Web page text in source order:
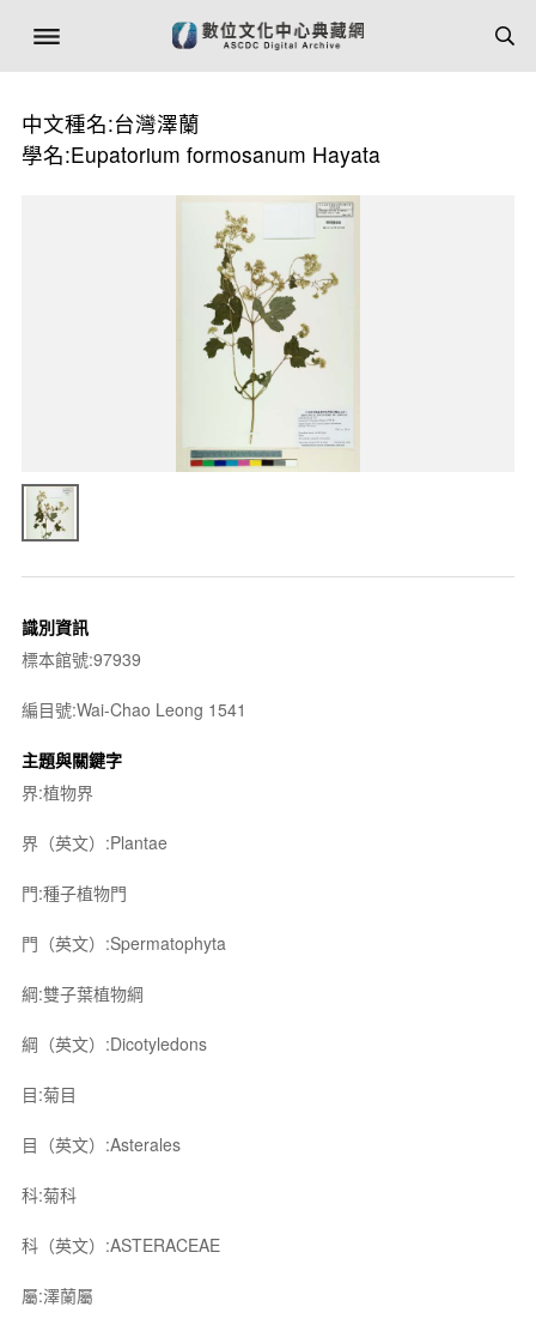
中文種名:台灣澤蘭
學名:Eupatorium formosanum Hayata
識別資訊
標本館號:97939
編目號:Wai-Chao Leong 1541
主題與關鍵字
界:植物界
界（英文）:Plantae
門:種子植物門
門（英文）:Spermatophyta
綱:雙子葉植物綱
綱（英文）:Dicotyledons
目:菊目
目（英文）:Asterales
科:菊科
科（英文）:ASTERACEAE
屬:澤蘭屬